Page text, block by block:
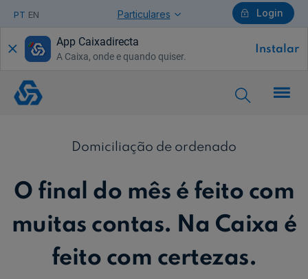
PT EN Login
Particulares
Particulares
Ajuda Particulares
Saiba mais sobre a Chave Móvel Digital
Empresas
App Caixadirecta
A Caixa, onde e quando quiser.
Instalar
Domiciliação
de
Domiciliação de ordenado
O final do mês é feito com
muitas contas. Na Caixa é
feito com certezas.